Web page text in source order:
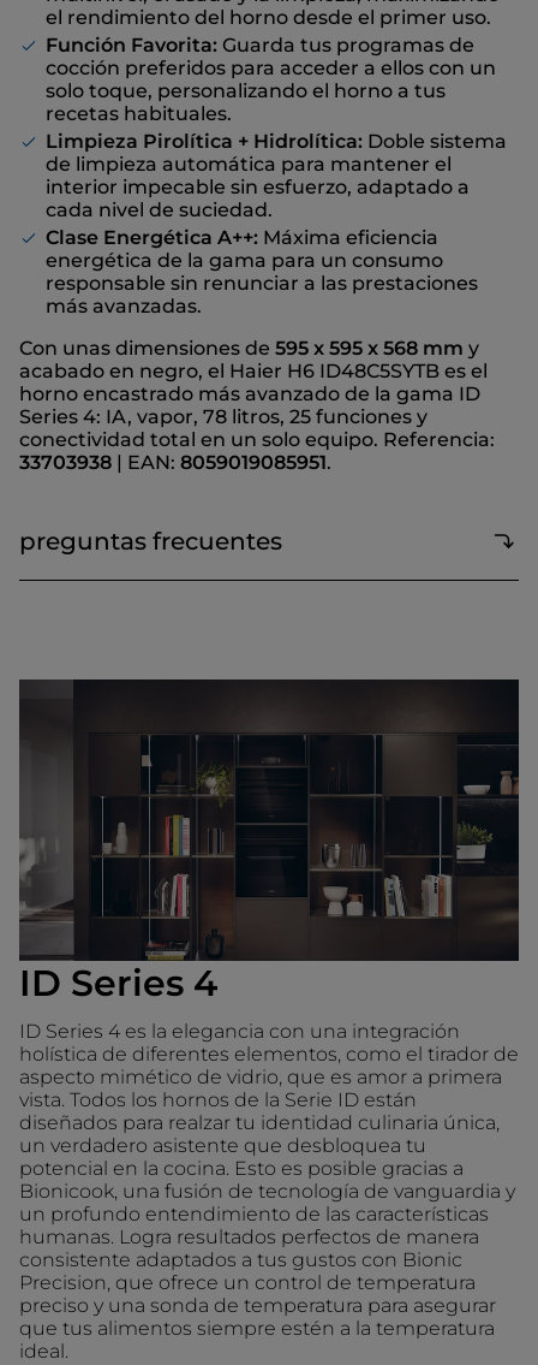
el rendimiento del horno desde el primer uso.
Función Favorita: Guarda tus programas de
cocción preferidos para acceder a ellos con un
solo toque, personalizando el horno a tus
recetas habituales.
Limpieza Pirolítica + Hidrolítica: Doble sistema
de limpieza automática para mantener el
interior impecable sin esfuerzo, adaptado a
cada nivel de suciedad.
Clase Energética A++: Máxima eficiencia
energética de la gama para un consumo
responsable sin renunciar a las prestaciones
más avanzadas.
Con unas dimensiones de 595 x 595 x 568 mm y
acabado en negro, el Haier H6 ID48C5SYTB es el
horno encastrado más avanzado de la gama ID
Series 4: IA, vapor, 78 litros, 25 funciones y
conectividad total en un solo equipo. Referencia:
33703938 | EAN: 8059019085951.
preguntas frecuentes
ID Series 4
ID Series 4 es la elegancia con una integración
holística de diferentes elementos, como el tirador de
aspecto mimético de vidrio, que es amor a primera
vista. Todos los hornos de la Serie ID están
diseñados para realzar tu identidad culinaria única,
un verdadero asistente que desbloquea tu
potencial en la cocina. Esto es posible gracias a
Bionicook, una fusión de tecnología de vanguardia y
un profundo entendimiento de las características
humanas. Logra resultados perfectos de manera
consistente adaptados a tus gustos con Bionic
Precision, que ofrece un control de temperatura
preciso y una sonda de temperatura para asegurar
que tus alimentos siempre estén a la temperatura
ideal.